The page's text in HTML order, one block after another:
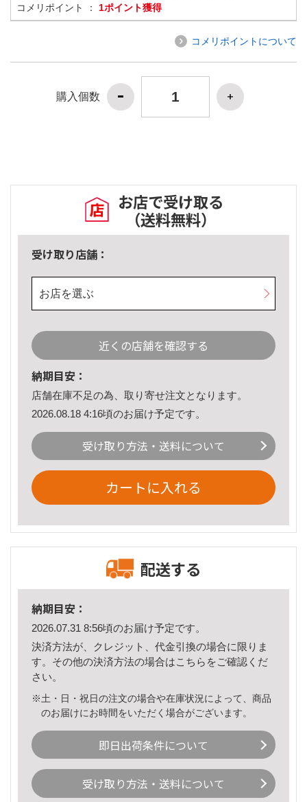
コメリポイント ： 1ポイント獲得
コメリポイントについて
購入個数
お店で受け取る
（送料無料）
受け取り店舗：
お店を選ぶ
近くの店舗を確認する
納期目安：
店舗在庫不足の為、取り寄せ注文となります。
2026.08.18 4:16頃のお届け予定です。
受け取り方法・送料について
カートに入れる
配送する
納期目安：
2026.07.31 8:56頃のお届け予定です。
決済方法が、クレジット、代金引換の場合に限りま
す。その他の決済方法の場合はこちら をご確認くだ
さい。
※土・日・祝日の注文の場合や在庫状況によって、商品
のお届けにお時間をいただく場合がございます。
即日出荷条件について
受け取り方法・送料について